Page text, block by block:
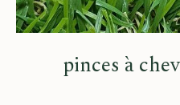
pinces à